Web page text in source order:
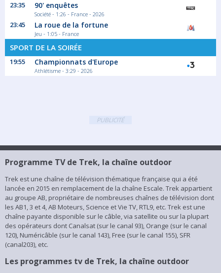
02:45
Upurkushun
Une équipe de huit jeunes français partent
en...
B'hike & Base la grande
Le 23 aout 2017, Franck un Niçois de 27ans...
Documentaire Sport
Trek est une chaîne de télévision thématique française qui a été
lancée en 2015 en remplacement de la chaîne Escale. Trek
appartient au groupe AB, propriétaire de nombreuses chaînes de
télévision dont les AB1, 3 et 4, AB Moteurs, Science et Vie TV,
RTL9, etc. Trek est une chaîne payante disponible sur le câble, via
satellite ou sur la plupart des opérateurs dont Canalsat (sur le
canal 93), Orange (sur le canal 120), Numéricâble (sur le canal
143), Free (sur le canal 155), SFR (canal203), etc.
23:35 90' enquêtes
Société - 1:26 - France - 2026
23:45 La roue de la fortune
Jeu - 1:05 - France
SPORT DE LA SOIRÉE
19:55 Championnats d'Europe
Athlétisme - 3:29 - 2026
PUBLICITÉ
Programme TV de Trek, la chaîne outdoor
Trek est une chaîne de télévision thématique française qui a été
lancée en 2015 en remplacement de la chaîne Escale. Trek appartient
au groupe AB, propriétaire de nombreuses chaînes de télévision dont
les AB1, 3 et 4, AB Moteurs, Science et Vie TV, RTL9, etc. Trek est une
chaîne payante disponible sur le câble, via satellite ou sur la plupart
des opérateurs dont Canalsat (sur le canal 93), Orange (sur le canal
120), Numéricâble (sur le canal 143), Free (sur le canal 155), SFR
(canal203), etc.
Les programmes tv de Trek, la chaîne outdoor